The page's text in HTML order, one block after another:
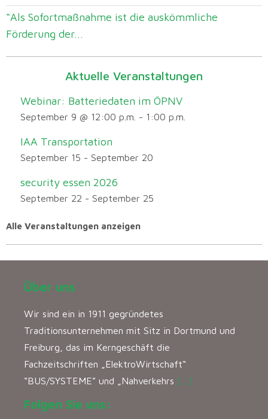
“Als Sofortmaßnahme ist die auskömmliche
Förderung der...
Aktuelle Veranstaltungen
Webinar: Batteriedaten im ÖPNV
September 9 @ 12:00 p.m. - 1:00 p.m.
IAA Transportation
September 15 - September 20
security essen 2026
September 22 - September 25
Alle Veranstaltungen anzeigen
Über uns
Wir sind ein in 1911 gegründetes
Traditionsunternehmen mit Sitz in Dortmund und
Freiburg, das im Kerngeschäft die
Fachzeitschriften „ElektroWirtschaft“
“BUS/SYSTEME” und „Nahverkehrs […]
Folgen Sie uns: